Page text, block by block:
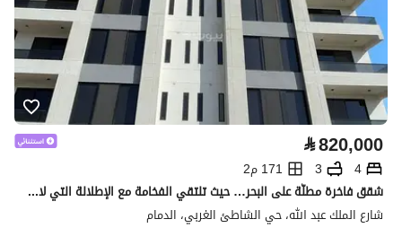
⃁820,000
4
3
171 م2
شقق فاخرة مطلّة على البحر… حيث تلتقي الفخامة مع الإطلالة التي لا تُمل
شارع الملك عبد الله، حي الشاطئ الغربي، الدمام